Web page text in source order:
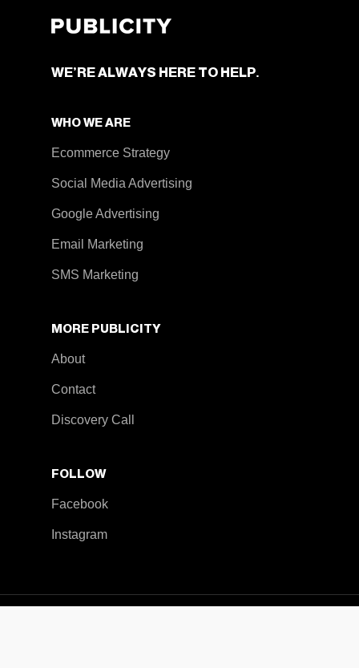
WE’RE ALWAYS HERE TO HELP.
WHO WE ARE
Ecommerce Strategy
Social Media Advertising
Google Advertising
Email Marketing
SMS Marketing
MORE PUBLICITY
About
Contact
Discovery Call
FOLLOW
Facebook
Instagram